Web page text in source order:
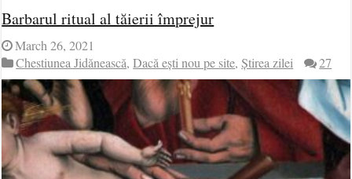
Barbarul ritual al tăierii împrejur
March 26, 2021
Chestiunea Jidănească,Dacă ești nou pe site,Știrea zilei 27